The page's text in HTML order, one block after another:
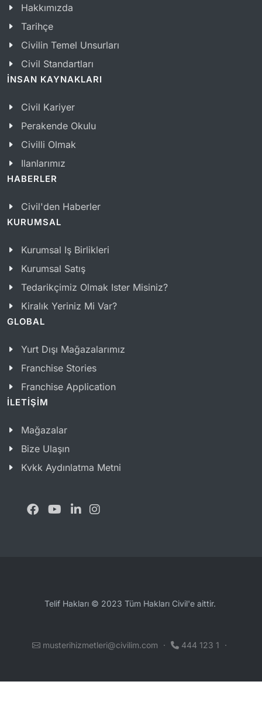
Hakkımızda
Tarihçe
Civilin Temel Unsurları
Civil Standartları
İNSAN KAYNAKLARI
Civil Kariyer
Perakende Okulu
Civilli Olmak
Ilanlarımız
HABERLER
Civil'den Haberler
KURUMSAL
Kurumsal Iş Birlikleri
Kurumsal Satış
Tedarikçimiz Olmak Ister Misiniz?
Kiralık Yeriniz Mi Var?
GLOBAL
Yurt Dışı Mağazalarımız
Franchise Stories
Franchise Application
İLETİŞİM
Mağazalar
Bize Ulaşın
Kvkk Aydınlatma Metni
Telif Hakları © 2023 Tüm Hakları Civil'e aittir.
musterihizmetleri@civilim.com · 444 123 1 ·